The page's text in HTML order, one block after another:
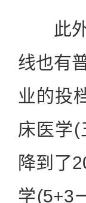
此外
线也有
业的投
床医学(
降到了
学(5+3